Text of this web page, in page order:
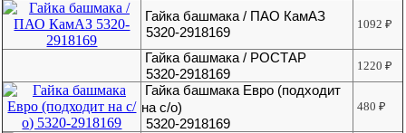
Гайка башмака / ПАО КамАЗ
5320-2918169
1092₽
Гайка башмака / РОСТАР
5320-2918169
1220₽
Гайка башмака Евро (подходит
на с/о)
5320-2918169
480₽